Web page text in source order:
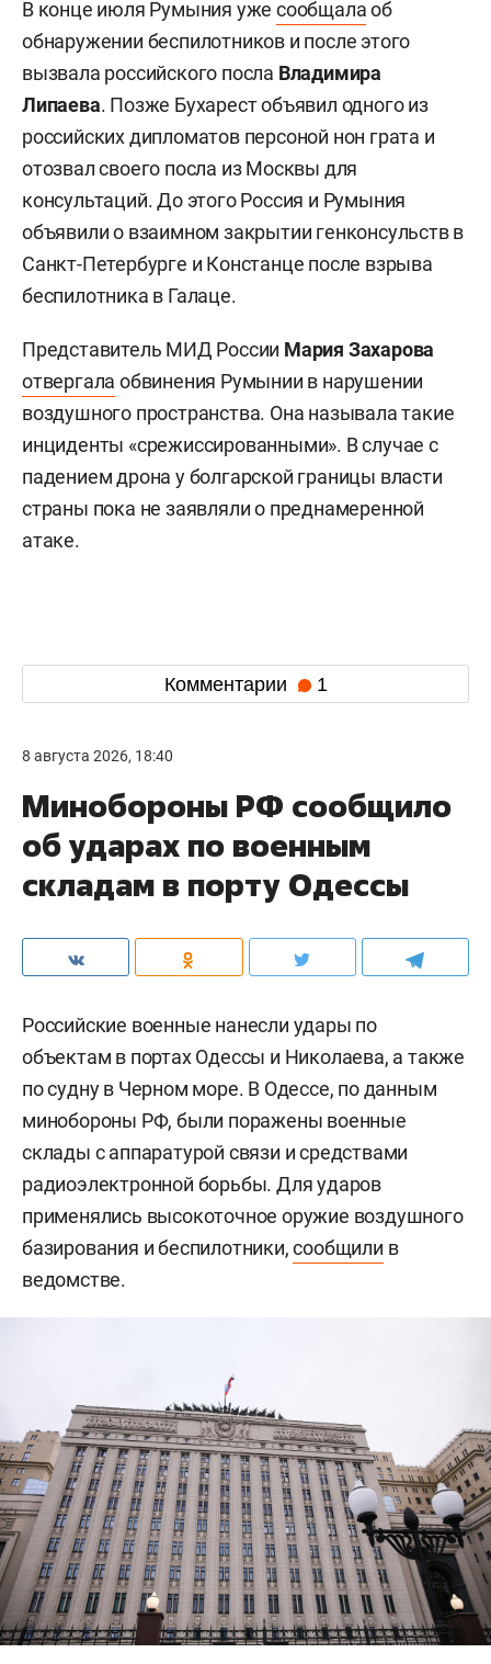
В конце июля Румыния ужесообщалаоб
обнаружении беспилотников и после этого
вызвала российского посла Владимира
Липаева. Позже Бухарест объявил одного из
российских дипломатов персоной нон грата и
отозвал своего посла из Москвы для
консультаций. До этого Россия и Румыния
объявили о взаимном закрытии генконсульств в
Санкт-Петербурге и Констанце после взрыва
беспилотника в Галаце.
Представитель МИД России Мария Захарова
отвергала обвинения Румынии в нарушении
воздушного пространства. Она называла такие
инциденты «срежиссированными». В случае с
падением дрона у болгарской границы власти
страны пока не заявляли о преднамеренной
атаке.
Комментарии 1
8 августа 2026, 18:40
Минобороны РФ сообщило
об ударах по военным
складам в порту Одессы
Российские военные нанесли удары по
объектам в портах Одессы и Николаева, а также
по судну в Черном море. В Одессе, по данным
минобороны РФ, были поражены военные
склады с аппаратурой связи и средствами
радиоэлектронной борьбы. Для ударов
применялись высокоточное оружие воздушного
базирования и беспилотники,сообщили в
ведомстве.